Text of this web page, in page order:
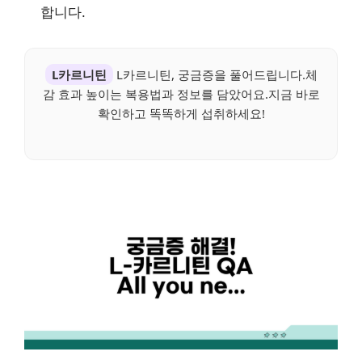
합니다.
L카르니틴
L카르니틴, 궁금증을 풀어드립니다.체
감 효과 높이는 복용법과 정보를 담았어요.지금 바로
확인하고 똑똑하게 섭취하세요!